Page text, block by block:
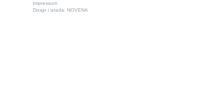
Impressum
Dizajn i izrada: NOVENA